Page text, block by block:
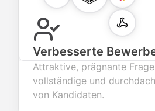
Verbesserte
Attraktive, prägnante
vollständige und
von Kandidaten.